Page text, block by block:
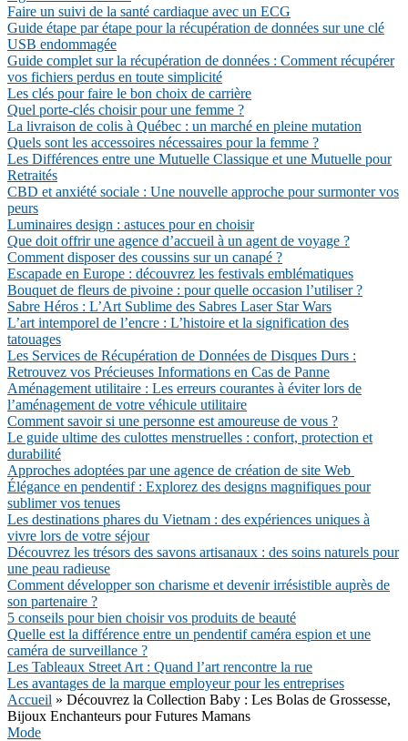
Faire un suivi de la santé cardiaque avec un ECG
Guide étape par étape pour la récupération de données sur une clé
USB endommagée
Guide complet sur la récupération de données : Comment récupérer
vos fichiers perdus en toute simplicité
Les clés pour faire le bon choix de carrière
Quel porte-clés choisir pour une femme ?
La livraison de colis à Québec : un marché en pleine mutation
Quels sont les accessoires nécessaires pour la femme ?
Les Différences entre une Mutuelle Classique et une Mutuelle pour
Retraités
CBD et anxiété sociale : Une nouvelle approche pour surmonter vos
peurs
Luminaires design : astuces pour en choisir
Que doit offrir une agence d’accueil à un agent de voyage ?
Comment disposer des coussins sur un canapé ?
Escapade en Europe : découvrez les festivals emblématiques
Bouquet de fleurs de pivoine : pour quelle occasion l’utiliser ?
Sabre Héros : L’Art Sublime des Sabres Laser Star Wars
L’art intemporel de l’encre : L’histoire et la signification des
tatouages
Les Services de Récupération de Données de Disques Durs :
Retrouvez vos Précieuses Informations en Cas de Panne
Aménagement utilitaire : Les erreurs courantes à éviter lors de
l’aménagement de votre véhicule utilitaire
Comment savoir si une personne est amoureuse de vous ?
Le guide ultime des culottes menstruelles : confort, protection et
durabilité
Approches adoptées par une agence de création de site Web
Élégance en pendentif : Explorez des designs magnifiques pour
sublimer vos tenues
Les destinations phares du Vietnam : des expériences uniques à
vivre lors de votre séjour
Découvrez les trésors des savons artisanaux : des soins naturels pour
une peau radieuse
Comment développer son charisme et devenir irrésistible auprès de
son partenaire ?
5 conseils pour bien choisir vos produits de beauté
Quelle est la différence entre un pendentif caméra espion et une
caméra de surveillance ?
Les Tableaux Street Art : Quand l’art rencontre la rue
Les avantages de la marque employeur pour les entreprises
Accueil » Découvrez la Collection Baby : Les Bolas de Grossesse,
Bijoux Enchanteurs pour Futures Mamans
Mode